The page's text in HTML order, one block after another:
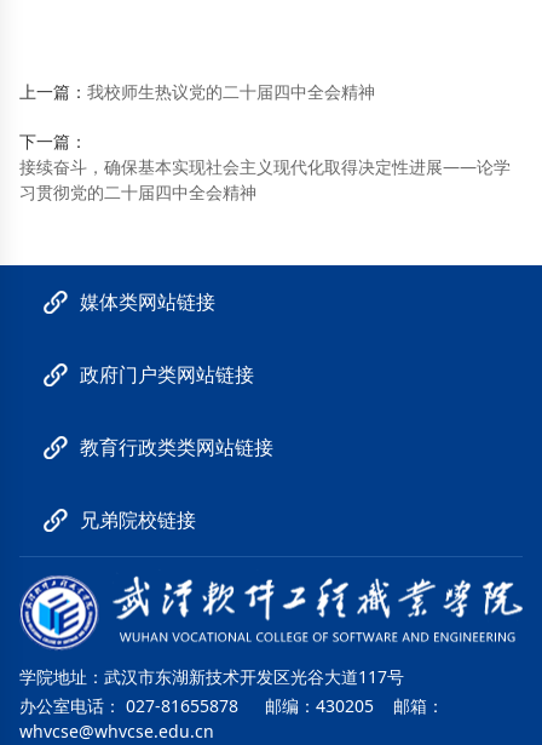
上一篇：我校师生热议党的二十届四中全会精神
下一篇：
接续奋斗，确保基本实现社会主义现代化取得决定性进展——论学
习贯彻党的二十届四中全会精神
媒体类网站链接
政府门户类网站链接
教育行政类类网站链接
兄弟院校链接
学院地址：武汉市东湖新技术开发区光谷大道117号
办公室电话： 027-81655878 邮编：430205 邮箱：
whvcse@whvcse.edu.cn